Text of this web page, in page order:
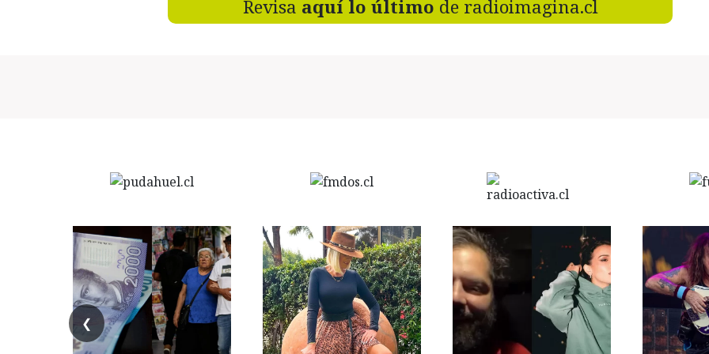
Revisa aquí lo último de radioimagina.cl
❮